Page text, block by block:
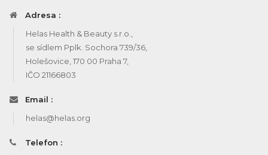
Adresa :
Helas Health & Beauty s.r.o.,
se sídlem Pplk. Sochora 739/36,
Holešovice, 170 00 Praha 7,
IČO 21166803
Email :
helas@helas.org
Telefon :